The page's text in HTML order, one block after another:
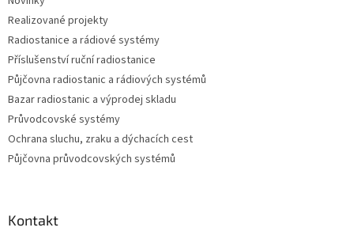
Realizované projekty
Radiostanice a rádiové systémy
Příslušenství ruční radiostanice
Půjčovna radiostanic a rádiových systémů
Bazar radiostanic a výprodej skladu
Průvodcovské systémy
Ochrana sluchu, zraku a dýchacích cest
Půjčovna průvodcovských systémů
Kontakt